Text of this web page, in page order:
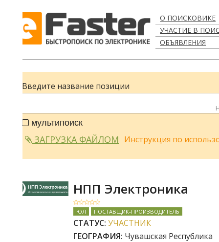
О ПОИСКОВИКЕ
УЧАСТИЕ В ПОИСКЕ
ОБЪЯВЛЕНИЯ
Введите название позиции
мультипоиск
ЗАГРУЗКА ФАЙЛОМ Инструкция по
НПП Электроника
ПОСТАВЩИК-ПРОИЗВОДИТЕЛЬ
СТАТУС: УЧАСТНИК
ГЕОГРАФИЯ:Чувашская Республика